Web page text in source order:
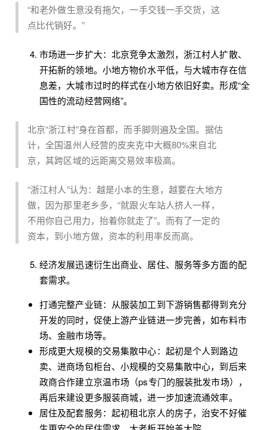
“和老外做生意没有拖欠，一手交钱一手交货，这
点比代销好。”
市场进一步扩大：北京竞争太激烈，浙江村人扩散、
开拓新的领地。小地方物价水平低，与大城市存在信
息差，大城市过时的样式在小地方依旧好卖。形成“全
国性的流动经营网络”。
北京“浙江村”身在首都，而手脚则遍及全国。据估
计，全国温州人经营的皮夹克中大概80%来自北
京，其跨区域的远距离交易效率极高。
“浙江村人”认为：越是小本的生意，越要在大地方
做，因为那里老乡多，“就跟火车站人挤人一样，
不用你自己用力，抬着你就走了”。而有了一定的
资本，到小地方做，资本的利用率反而高。
经济发展迅速衍生出商业、居住、服务等多方面的配
套需求。
打通完整产业链：从服装加工到下游销售都得到充分
开发的同时，促使上游产业链进一步完善，如布料市
场、金融市场等。
形成更大规模的交易集散中心：起初是个人到路边
卖、进商场包柜台、小规模的交易集散中心，到后来
政商合作建立京温市场（ps专门的服装批发市场），
再后来建设更多服装商城，进一步加速流通效率。
居住及配套服务：起初租北京人的房子，治安不好催